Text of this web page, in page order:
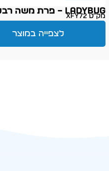
LADYBUG – פרת משה רבנו
מק״ט XFY72
לצפייה במוצר